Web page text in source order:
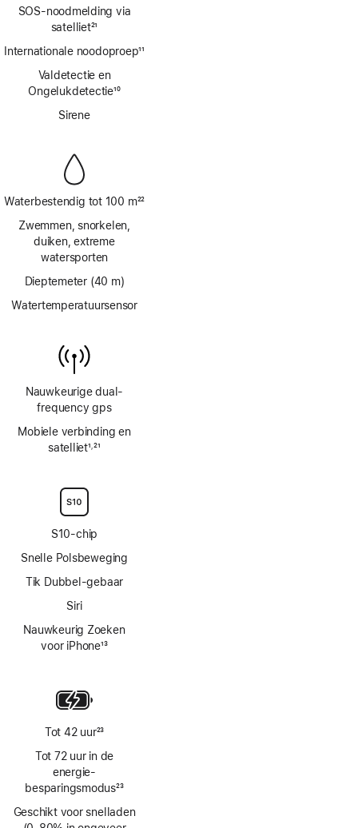
SOS-noodmelding via
satelliet21
Internationale noodoproep11
Valdetectie en
Ongelukdetectie10
Sirene
Waterbestendig tot 100 m22
Zwemmen, snorkelen,
duiken, extreme
watersporten
Dieptemeter (40 m)
Watertemperatuursensor
Nauwkeurige dual-
frequency gps
Mobiele verbinding en
satelliet1 ,21
S10‑chip
Snelle Polsbeweging
Tik Dubbel-gebaar
Siri
Nauwkeurig Zoeken
voor iPhone13
Tot 42 uur23
Tot 72 uur in de
energie­
besparingsmodus23
Geschikt voor snelladen